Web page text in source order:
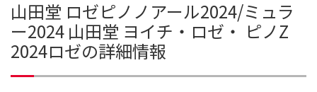
山田堂 ロゼピノノアール2024/ミュラ
ー2024 山田堂 ヨイチ・ロゼ・ ピノZ
2024ロゼの詳細情報